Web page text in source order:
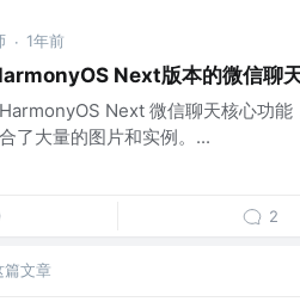
· 1年前
Next版本的微信聊
Next 微信聊天核心功
了大量的图片和实例。...
2
篇文章